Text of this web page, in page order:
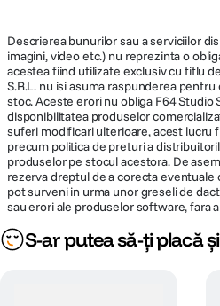
Descrierea bunurilor sau a serviciilor
imagini, video etc.) nu reprezinta o
acestea fiind utilizate exclusiv cu titlu
S.R.L. nu isi asuma raspunderea
stoc. Aceste erori nu obliga F64 Studio
disponibilitatea produselor
suferi modificari ulterioare, acest
precum politica de preturi a
produselor pe stocul acestora. De
rezerva dreptul de a corecta eventuale
pot surveni in urma unor greseli de
sau erori ale produselor software, fara
S-ar putea să-ți placă și